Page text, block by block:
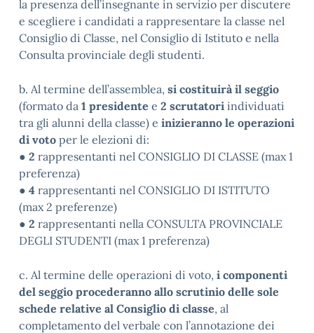
la presenza dell’insegnante in servizio per discutere
e scegliere i candidati a rappresentare la classe nel
Consiglio di Classe, nel Consiglio di Istituto e nella
Consulta provinciale degli studenti.
b. Al termine dell’assemblea, si costituirà il seggio
(formato da 1 presidente e 2 scrutatori individuati
tra gli alunni della classe) e inizieranno le operazioni
di voto per le elezioni di:
● 2 rappresentanti nel CONSIGLIO DI CLASSE (max 1
preferenza)
● 4 rappresentanti nel CONSIGLIO DI ISTITUTO
(max 2 preferenze)
● 2 rappresentanti nella CONSULTA PROVINCIALE
DEGLI STUDENTI (max 1 preferenza)
c. Al termine delle operazioni di voto, i componenti
del seggio procederanno allo scrutinio delle sole
schede relative al Consiglio di classe, al
completamento del verbale con l’annotazione dei